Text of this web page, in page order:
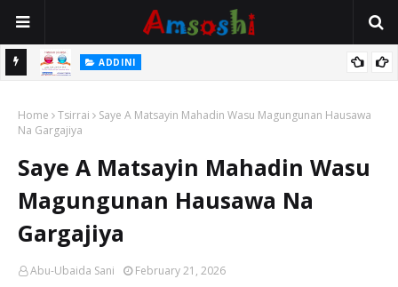
ADDINI
Home Tsirrai
Saye A Matsayin Mahadin Wasu Magungunan Hausawa
Na Gargajiya
Saye A Matsayin Mahadin Wasu
Magungunan Hausawa Na
Gargajiya
Abu-Ubaida Sani February 21, 2026